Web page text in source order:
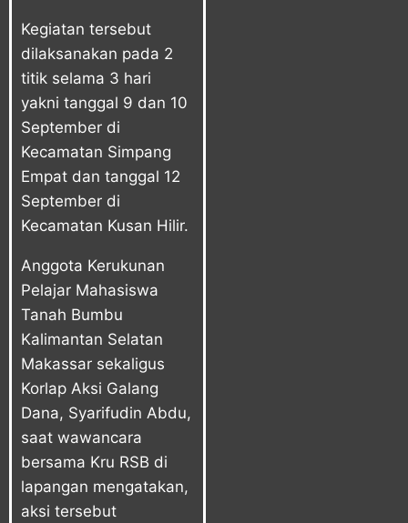
Kegiatan tersebut
dilaksanakan pada 2
titik selama 3 hari
yakni tanggal 9 dan 10
September di
Kecamatan Simpang
Empat dan tanggal 12
September di
Kecamatan Kusan Hilir.
Anggota Kerukunan
Pelajar Mahasiswa
Tanah Bumbu
Kalimantan Selatan
Makassar sekaligus
Korlap Aksi Galang
Dana, Syarifudin Abdu,
saat wawancara
bersama Kru RSB di
lapangan mengatakan,
aksi tersebut